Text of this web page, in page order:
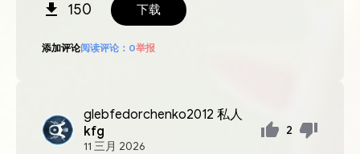
150 下载
添加评论阅读评论： 0举报
glebfedorchenko2012 私人
kfg
11 三月 2026
2